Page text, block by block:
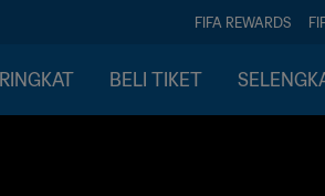
FIFA REWARDS
BELI TIKET